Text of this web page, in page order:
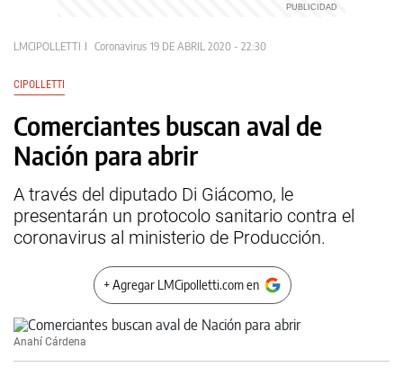
LMCIPOLLETTI Coronavirus 19 DE ABRIL 2020 - 22:30
CIPOLLETTI
Comerciantes buscan aval de
Nación para abrir
A través del diputado Di Giácomo, le
presentarán un protocolo sanitario contra el
coronavirus al ministerio de Producción.
+ Agregar LMCipolletti.com en
Anahí Cárdena